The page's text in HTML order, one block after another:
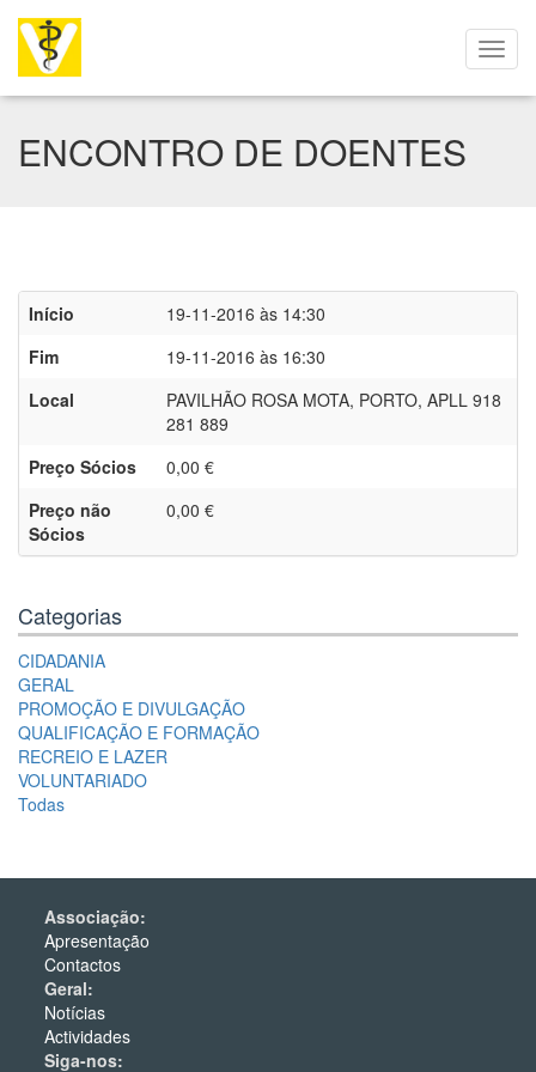
ENCONTRO DE DOENTES
Início
19-11-2016 às 14:30
Fim
19-11-2016 às 16:30
Local
PAVILHÃO ROSA MOTA, PORTO, APLL 918
281 889
Preço Sócios
0,00 €
Preço não
Sócios
0,00 €
Categorias
CIDADANIA
GERAL
PROMOÇÃO E DIVULGAÇÃO
QUALIFICAÇÃO E FORMAÇÃO
RECREIO E LAZER
VOLUNTARIADO
Todas
Associação:
Apresentação
Contactos
Geral:
Notícias
Actividades
Siga-nos: